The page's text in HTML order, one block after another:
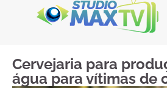
Cervejaria para
água para vítimas de